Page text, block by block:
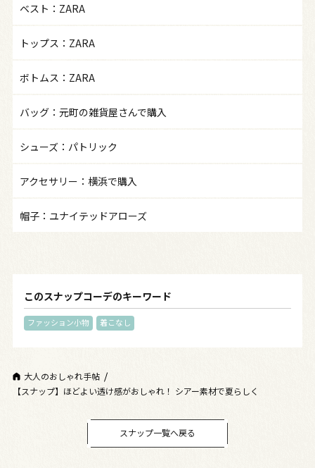
ベスト：ZARA
トップス：ZARA
ボトムス：ZARA
バッグ：元町の雑貨屋さんで購入
シューズ：パトリック
アクセサリー：横浜で購入
帽子：ユナイテッドアローズ
このスナップコーデのキーワード
ファッション小物 着こなし
大人のおしゃれ手帖
【スナップ】ほどよい透け感がおしゃれ！ シアー素材で夏らしく
スナップ一覧へ戻る